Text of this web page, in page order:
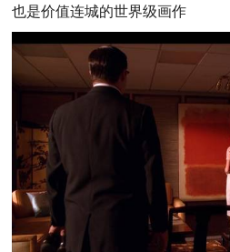
也是价值连城的世界级画作